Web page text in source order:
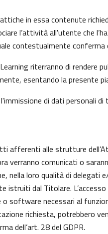
in essa contenute
l’attività all'utente che
contestualmente conferma
riterranno di rendere
esentando la presente
di dati personali
alle strutture
comunicati o
nella loro qualità di
dal Titolare.
software necessari al
richiesta, potrebbero
dell’art. 28 del GDPR.